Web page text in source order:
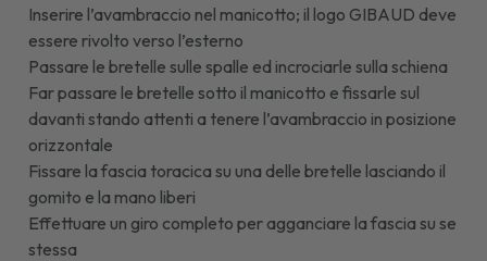
Inserire l’avambraccio nel manicotto; il logo GIBAUD deve
essere rivolto verso l’esterno
Passare le bretelle sulle spalle ed incrociarle sulla schiena
Far passare le bretelle sotto il manicotto e fissarle sul
davanti stando attenti a tenere l’avambraccio in posizione
orizzontale
Fissare la fascia toracica su una delle bretelle lasciando il
gomito e la mano liberi
Effettuare un giro completo per agganciare la fascia su se
stessa